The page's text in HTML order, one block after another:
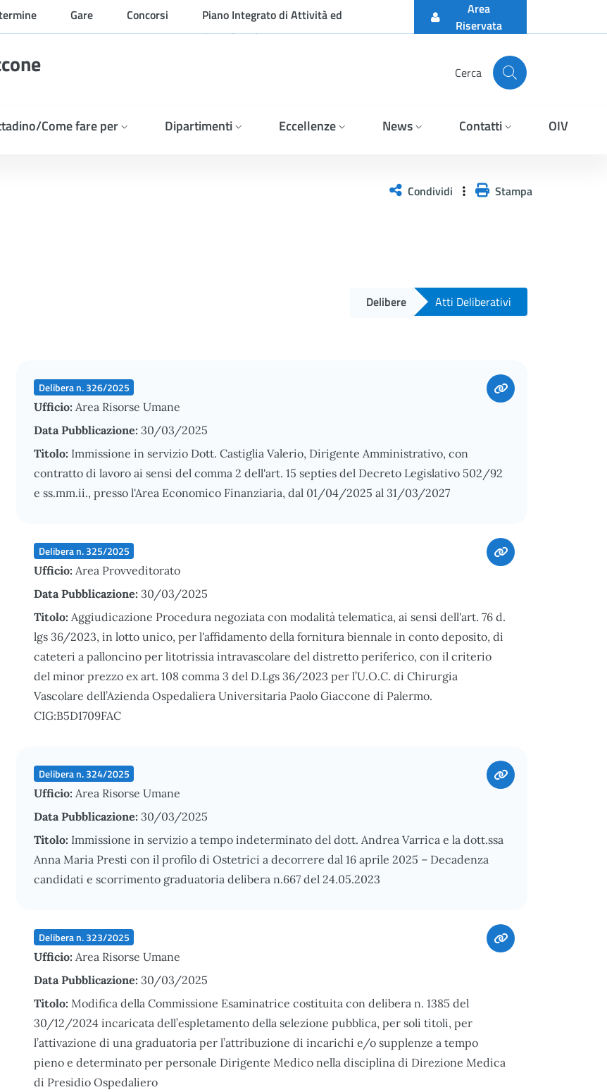
Gare Concorsi
Piano Integrato di Attività ed
Organizzazione
Area
Riservata
Cerca
Come fare per Dipartimenti Eccellenze News Contatti OIV
Condividi Stampa
Delibere Atti Deliberativi
Delibera n. 326/2025
Ufficio: Area Risorse Umane
Data Pubblicazione: 30/03/2025
Titolo: Immissione in servizio Dott. Castiglia Valerio, Dirigente Amministrativo, con
contratto di lavoro ai sensi del comma 2 dell'art. 15 septies del Decreto Legislativo 502/92
e ss.mm.ii., presso l'Area Economico Finanziaria, dal 01/04/2025 al 31/03/2027
Delibera n. 325/2025
Ufficio: Area Provveditorato
Data Pubblicazione: 30/03/2025
Titolo: Aggiudicazione Procedura negoziata con modalità telematica, ai sensi dell'art. 76 d.
lgs 36/2023, in lotto unico, per l'affidamento della fornitura biennale in conto deposito, di
cateteri a palloncino per litotrissia intravascolare del distretto periferico, con il criterio
del minor prezzo ex art. 108 comma 3 del D.Lgs 36/2023 per l’U.O.C. di Chirurgia
Vascolare dell’Azienda Ospedaliera Universitaria Paolo Giaccone di Palermo.
CIG:B5D1709FAC
Delibera n. 324/2025
Ufficio: Area Risorse Umane
Data Pubblicazione: 30/03/2025
Titolo: Immissione in servizio a tempo indeterminato del dott. Andrea Varrica e la dott.ssa
Anna Maria Presti con il profilo di Ostetrici a decorrere dal 16 aprile 2025 – Decadenza
candidati e scorrimento graduatoria delibera n.667 del 24.05.2023
Delibera n. 323/2025
Ufficio: Area Risorse Umane
Data Pubblicazione: 30/03/2025
Titolo: Modifica della Commissione Esaminatrice costituita con delibera n. 1385 del
30/12/2024 incaricata dell’espletamento della selezione pubblica, per soli titoli, per
l’attivazione di una graduatoria per l’attribuzione di incarichi e/o supplenze a tempo
pieno e determinato per personale Dirigente Medico nella disciplina di Direzione Medica
di Presidio Ospedaliero